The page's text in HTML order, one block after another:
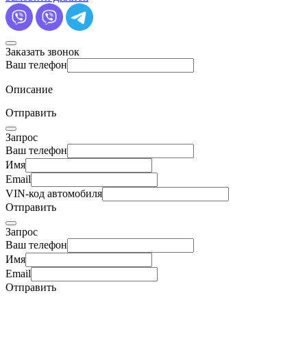
Заказать звонок
Ваш телефон
Описание
Отправить
Запрос
Ваш телефон
Имя
Email
VIN-код автомобиля
Отправить
Запрос
Ваш телефон
Имя
Email
Отправить